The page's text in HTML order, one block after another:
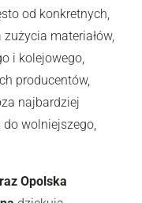
od konkretnych,
materiałów,
i kolejowego,
producentów,
najbardziej
wolniejszego,
Opolska